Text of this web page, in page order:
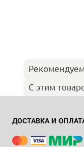
С этим
ДОСТАВКА И